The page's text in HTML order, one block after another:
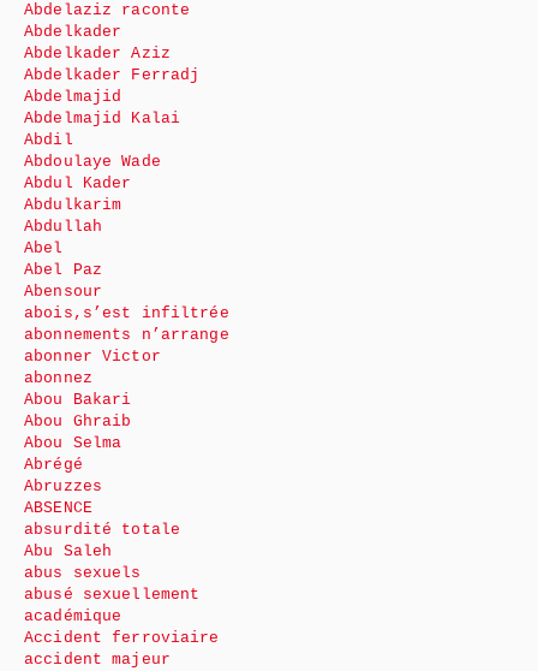
Abdelaziz raconte
Abdelkader
Abdelkader Aziz
Abdelkader Ferradj
Abdelmajid
Abdelmajid Kalai
Abdil
Abdoulaye Wade
Abdul Kader
Abdulkarim
Abdullah
Abel
Abel Paz
Abensour
abois,s’est infiltrée
abonnements n’arrange
abonner Victor
abonnez
Abou Bakari
Abou Ghraib
Abou Selma
Abrégé
Abruzzes
ABSENCE
absurdité totale
Abu Saleh
abus sexuels
abusé sexuellement
académique
Accident ferroviaire
accident majeur